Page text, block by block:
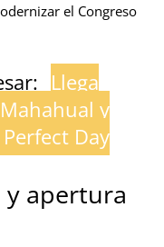
el Congreso
Llega
y
Day
y apertura